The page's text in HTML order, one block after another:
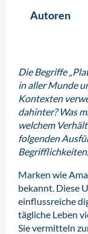
Autoren
Die Begriffe
in aller Munde
Kontexten
dahinter? Was
welchem
folgenden
Begrifflichkeiten.
Marken wie
bekannt. Diese
einflussreiche
tägliche Leben
Sie vermitteln